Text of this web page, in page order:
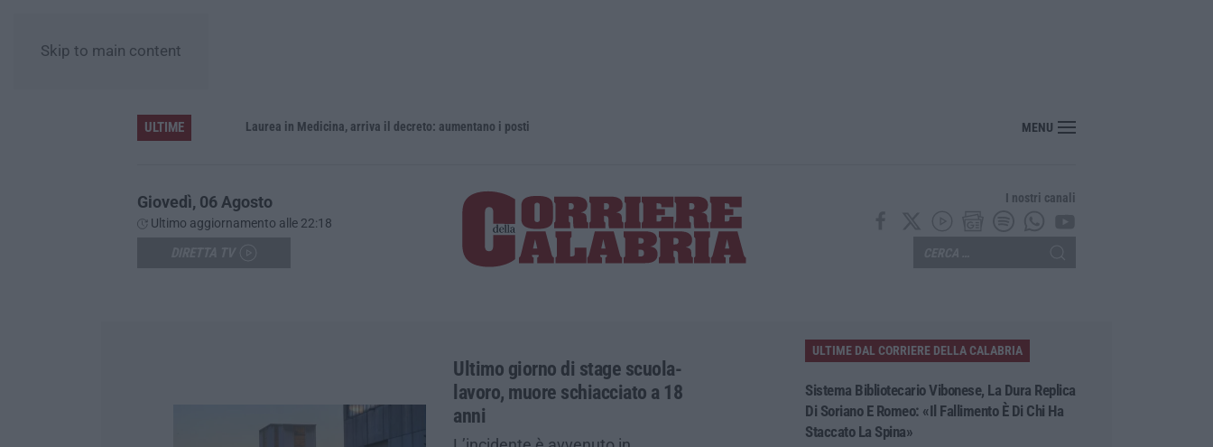
Skip to main content
ULTIME
Sistema bibliotecario vibonese, la dura replica di Soriano e Romeo: «Il fallimento è di chi ha staccato la spina» Laurea in Medicina, arriva il decreto: aumentano i posti La rivista “America Journals” celebra lo stilista Anton Giulio Grande
MENU
Giovedì, 06 Agosto
Ultimo aggiornamento alle 22:18
I nostri canali
Ultimo giorno di stage scuola-
lavoro, muore schiacciato a 18
anni
ULTIME DAL CORRIERE DELLA CALABRIA
Sistema Bibliotecario Vibonese, La Dura Replica
Di Soriano E Romeo: «Il Fallimento È Di Chi Ha
Staccato La Spina»